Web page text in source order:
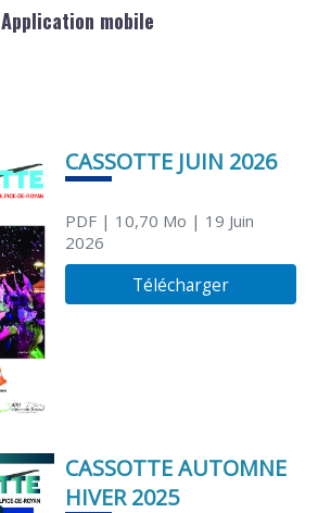
Application mobile
CASSOTTE JUIN 2026
PDF| 10,70 Mo | 19 Juin
2026
Télécharger
CASSOTTE AUTOMNE
HIVER 2025